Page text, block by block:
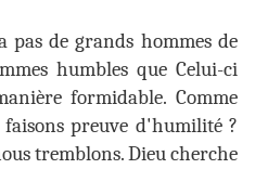
pas de grands hommes de
humbles que Celui-ci
formidable. Comme
preuve d'humilité ?
tremblons. Dieu cherche